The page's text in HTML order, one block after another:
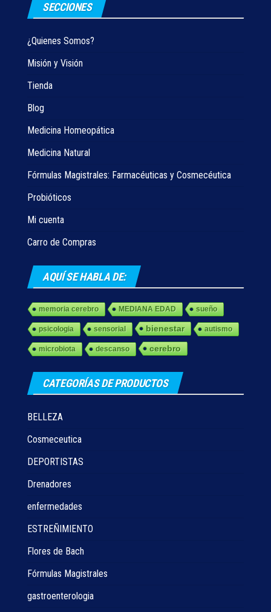
SECCIONES
¿Quienes Somos?
Misión y Visión
Tienda
Blog
Medicina Homeopática
Medicina Natural
Fórmulas Magistrales: Farmacéuticas y Cosmecéutica
Probióticos
Mi cuenta
Carro de Compras
AQUÍ SE HABLA DE:
memoria cerebro MEDIANA EDAD sueño
psicologia sensorial bienestar autismo
microbiota descanso cerebro
CATEGORÍAS DE PRODUCTOS
BELLEZA
Cosmeceutica
DEPORTISTAS
Drenadores
enfermedades
ESTREÑIMIENTO
Flores de Bach
Fórmulas Magistrales
gastroenterologia